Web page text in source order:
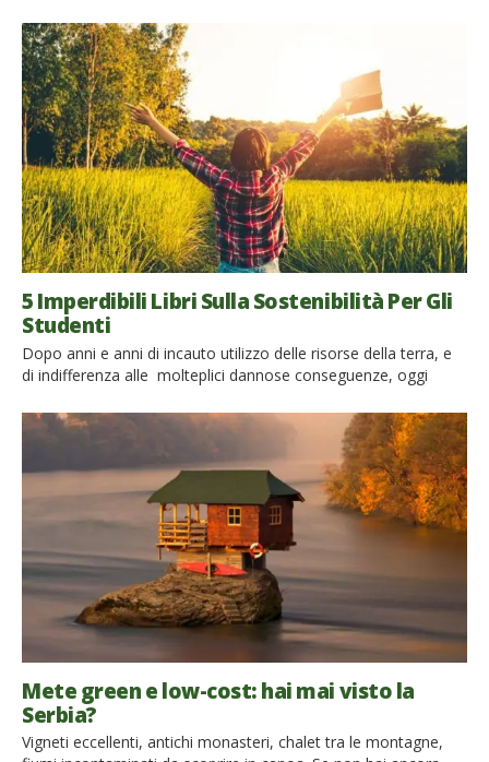
l’ambiente, e turismo. Sempre più persone sposano questa
nuovo approccio alle proprie vacanze scegliendo strutture
verdi, attività a basso impatto sull’ambiente e sulle popolazioni
locali e mezzi di trasporto […]
5 Imperdibili Libri Sulla Sostenibilità Per Gli
Studenti
Dopo anni e anni di incauto utilizzo delle risorse della terra, e
di indifferenza alle molteplici dannose conseguenze, oggi
responsabilità. Infatti oggi, si parla molto di sostenibilità, uno
dei trend più scottanti in ogni discussione riguardante il futuro
della nostra società. Ci sono una miriade di libri, articoli, […]
Mete green e low-cost: hai mai visto la
Serbia?
Vigneti eccellenti, antichi monasteri, chalet tra le montagne,